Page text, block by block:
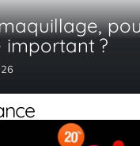
important ?